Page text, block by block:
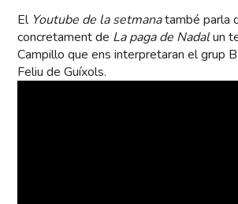
El Youtube de la setmanatambé parla
concretament de La paga de Nadalun
Campillo que ens interpretaran el grup
Feliu de Guíxols.